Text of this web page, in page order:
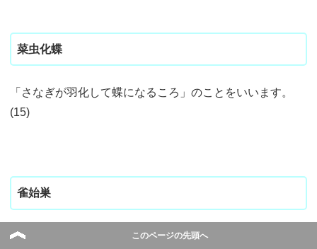
菜虫化蝶
「さなぎが羽化して蝶になるころ」のことをいいます。
(15)
雀始巣
「雀が巣をつくり始めるころ」のことをいいます。 (16)
このページの先頭へ